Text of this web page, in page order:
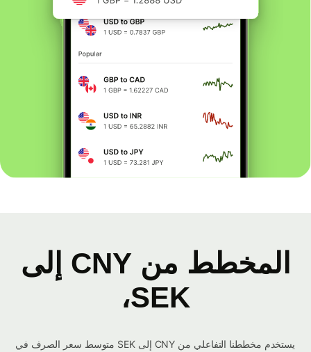
المخطط من CNY إلى
SEK،
يستخدم مخططنا التفاعلي من CNY إلى SEK متوسط ​​سعر الصرف في